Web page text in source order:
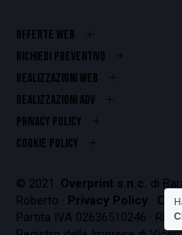
OFFERTE WEB
RICHIEDI PREVENTIVO
REALIZZAZIONI WEB
Realizzazioni ADV
PRIVACY POLICY
COOKIE POLICY
© 2021. Overprint s.n.c. di
Roberto · Privacy Policy ·
Partita IVA 02636510246 ·